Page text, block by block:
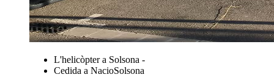
L'helicòpter a Solsona -
Cedida a NacioSolsona